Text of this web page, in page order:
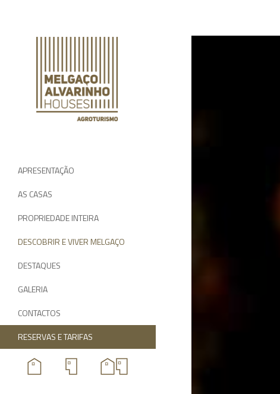
APRESENTAÇÃO
AS CASAS
PROPRIEDADE INTEIRA
DESCOBRIR E VIVER MELGAÇO
DESTAQUES
GALERIA
CONTACTOS
RESERVAS E TARIFAS